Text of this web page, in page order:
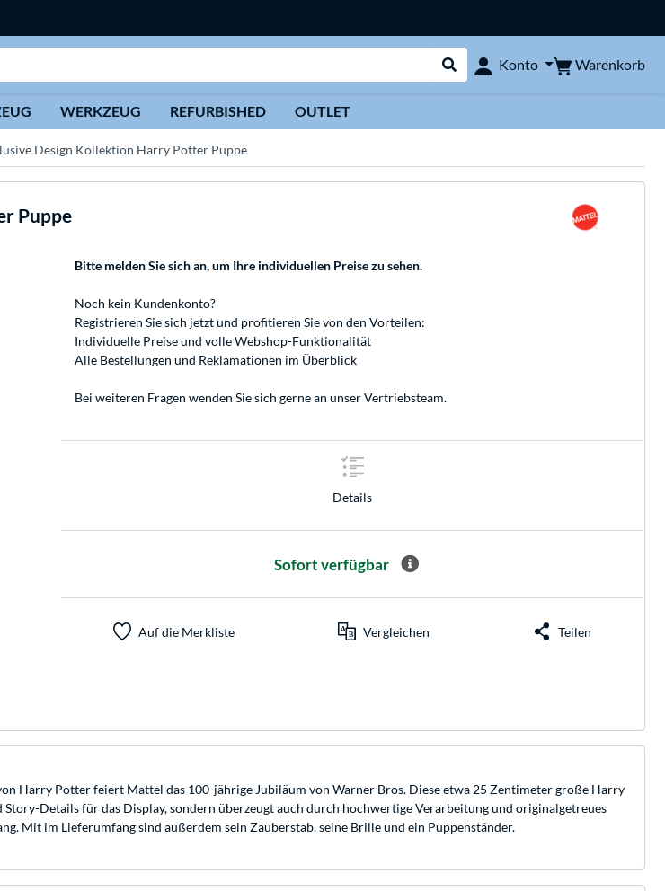
Suche durchführen
Konto Warenkorb
WERKZEUG REFURBISHED OUTLET
Design Kollektion Harry Potter Puppe
Puppe
Bitte melden Sie sich an, um Ihre individuellen Preise zu sehen.
Noch kein Kundenkonto?
Registrieren Sie sich jetzt und profitieren Sie von den Vorteilen:
Individuelle Preise und volle Webshop-Funktionalität
Alle Bestellungen und Reklamationen im Überblick
Bei weiteren Fragen wenden Sie sich gerne an unserVertriebsteam.
Details
Sofort verfügbar
Auf die Merkliste Vergleichen Teilen
Harry Potter feiert Mattel das 100-jährige Jubiläum von Warner Bros. Diese etwa 25 Zentimeter große Harry
Details für das Display, sondern überzeugt auch durch hochwertige Verarbeitung und originalgetreues
Mit im Lieferumfang sind außerdem sein Zauberstab, seine Brille und ein Puppenständer.